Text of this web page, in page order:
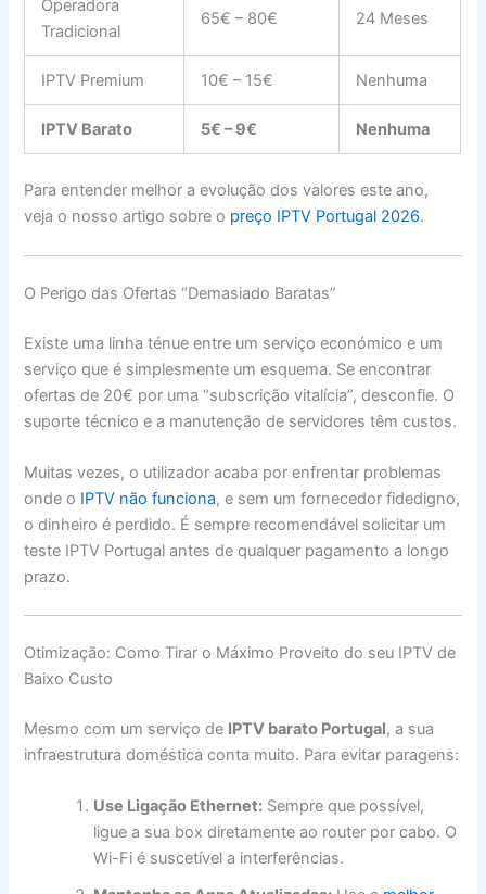
Operadora
Tradicional
65€ – 80€ 24 Meses
IPTV Premium 10€ – 15€ Nenhuma
IPTV Barato 5€ – 9€ Nenhuma
Para entender melhor a evolução dos valores este ano,
veja o nosso artigo sobre o preço IPTV Portugal 2026.
O Perigo das Ofertas “Demasiado Baratas”
Existe uma linha ténue entre um serviço económico e um
serviço que é simplesmente um esquema. Se encontrar
ofertas de 20€ por uma “subscrição vitalícia”, desconfie. O
suporte técnico e a manutenção de servidores têm custos.
Muitas vezes, o utilizador acaba por enfrentar problemas
onde o IPTV não funciona, e sem um fornecedor fidedigno,
o dinheiro é perdido. É sempre recomendável solicitar um
teste IPTV Portugal antes de qualquer pagamento a longo
prazo.
Otimização: Como Tirar o Máximo Proveito do seu IPTV de
Baixo Custo
Mesmo com um serviço de IPTV barato Portugal, a sua
infraestrutura doméstica conta muito. Para evitar paragens:
Use Ligação Ethernet: Sempre que possível,
ligue a sua box diretamente ao router por cabo. O
Wi-Fi é suscetível a interferências.